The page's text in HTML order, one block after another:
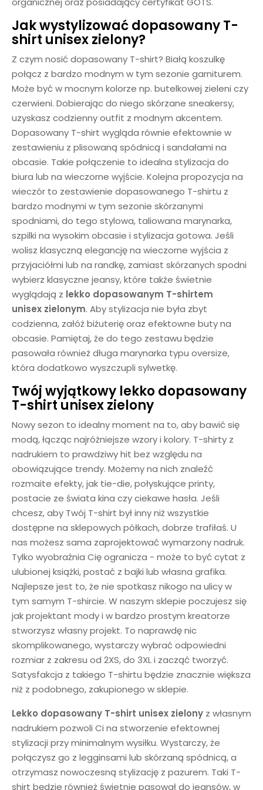
Jak wystylizować dopasowany T-
shirt unisex zielony?
Z czym nosić dopasowany T-shirt? Białą koszulkę
połącz z bardzo modnym w tym sezonie garniturem.
Może być w mocnym kolorze np. butelkowej zieleni czy
czerwieni. Dobierając do niego skórzane sneakersy,
uzyskasz codzienny outfit z modnym akcentem.
Dopasowany T-shirt wygląda równie efektownie w
zestawieniu z plisowaną spódnicą i sandałami na
obcasie. Takie połączenie to idealna stylizacja do
biura lub na wieczorne wyjście. Kolejna propozycja na
wieczór to zestawienie dopasowanego T-shirtu z
bardzo modnymi w tym sezonie skórzanymi
spodniami, do tego stylowa, taliowana marynarka,
szpilki na wysokim obcasie i stylizacja gotowa. Jeśli
wolisz klasyczną elegancję na wieczorne wyjścia z
przyjaciółmi lub na randkę, zamiast skórzanych spodni
wybierz klasyczne jeansy, które także świetnie
wyglądają z lekko dopasowanym T-shirtem
unisex zielonym. Aby stylizacja nie była zbyt
codzienna, załóż biżuterię oraz efektowne buty na
obcasie. Pamiętaj, że do tego zestawu będzie
pasowała również długa marynarka typu oversize,
która dodatkowo wyszczupli sylwetkę.
Twój wyjątkowy lekko dopasowany
T-shirt unisex zielony
Nowy sezon to idealny moment na to, aby bawić się
modą, łącząc najróżniejsze wzory i kolory. T-shirty z
nadrukiem to prawdziwy hit bez względu na
obowiązujące trendy. Możemy na nich znaleźć
rozmaite efekty, jak tie-die, połyskujące printy,
postacie ze świata kina czy ciekawe hasła. Jeśli
chcesz, aby Twój T-shirt był inny niż wszystkie
dostępne na sklepowych półkach, dobrze trafiłaś. U
nas możesz sama zaprojektować wymarzony nadruk.
Tylko wyobraźnia Cię ogranicza - może to być cytat z
ulubionej książki, postać z bajki lub własna grafika.
Najlepsze jest to, że nie spotkasz nikogo na ulicy w
tym samym T-shircie. W naszym sklepie poczujesz się
jak projektant mody i w bardzo prostym kreatorze
stworzysz własny projekt. To naprawdę nic
skomplikowanego, wystarczy wybrać odpowiedni
rozmiar z zakresu od 2XS, do 3XL i zacząć tworzyć.
Satysfakcja z takiego T-shirtu będzie znacznie większa
niż z podobnego, zakupionego w sklepie.
Lekko dopasowany T-shirt unisex zielony z własnym
nadrukiem pozwoli Ci na stworzenie efektownej
stylizacji przy minimalnym wysiłku. Wystarczy, że
połączysz go z legginsami lub skórzaną spódnicą, a
otrzymasz nowoczesną stylizację z pazurem. Taki T-
shirt będzie również świetnie pasował do jeansów, w